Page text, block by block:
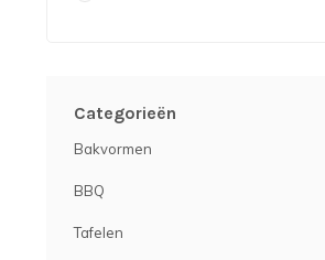
Categorieën
Bakvormen
BBQ
Tafelen